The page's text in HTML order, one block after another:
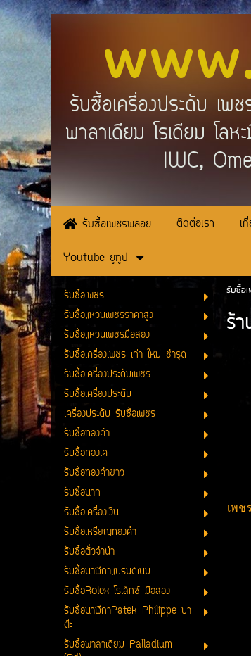
รับซื้อเครื่องประดับ เพ
พาลาเดียม โรเดียม โ
IWC,
รับซื้อเพชรพลอย ติดต่อเรา เ
Youtube ยูทูป
รับซื้อเพชร
รับซื้อแหวนเพชรราคาสูง
รับซื้อแหวนเพชรมือสอง
รับซื้อเครื่องเพชร เก่า ใหม่ ชำรุด
รับซื้อเครื่องประดับเพชร
รับซื้อเครื่องประดับ
เครื่องประดับ รับซื้อเพชร
รับซื้อทองคำ
รับซื้อทองเค
รับซื้อทองคำขาว
รับซื้อนาก
รับซื้อเครื่องเงิน
รับซื้อเหรียญทองคำ
รับซื้อตั๋วจำนำ
รับซื้อนาฬิกาแบรนด์เนม
รับซื้อRolex โรเล็กซ์ มือสอง
รับซื้อนาฬิกาPatek Philippe ปา
ต๊ะ
รับซื้อพาลาเดียม Palladium
รับซื้อ
ร้
เพช